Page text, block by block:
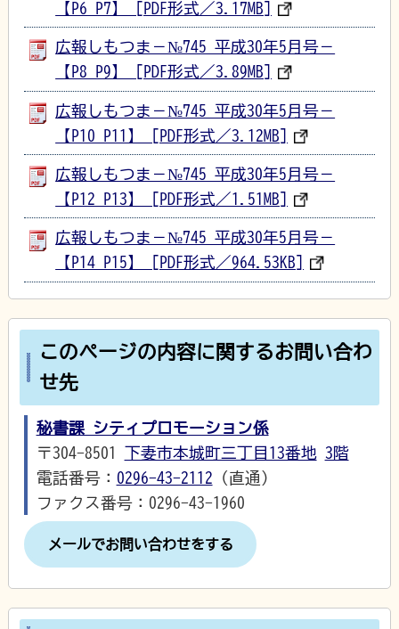
【P6_P7】 [PDF形式／3.17MB]
広報しもつま－№745 平成30年5月号－
【P8_P9】 [PDF形式／3.89MB]
広報しもつま－№745 平成30年5月号－
【P10_P11】 [PDF形式／3.12MB]
広報しもつま－№745 平成30年5月号－
【P12_P13】 [PDF形式／1.51MB]
広報しもつま－№745 平成30年5月号－
【P14_P15】 [PDF形式／964.53KB]
このページの内容に関するお問い合わ
せ先
秘書課 シティプロモーション係
〒304-8501 下妻市本城町三丁目13番地 3階
電話番号： 0296-43-2112 （直通）
ファクス番号：0296-43-1960
メールでお問い合わせをする